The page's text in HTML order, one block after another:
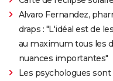
Alvaro Fernandez,
draps : "L'idéal est de
au maximum tous les
nuances importantes"
Les psychologues